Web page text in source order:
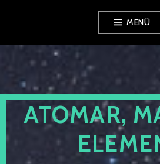
springen
MENÜ
ATOMAR,